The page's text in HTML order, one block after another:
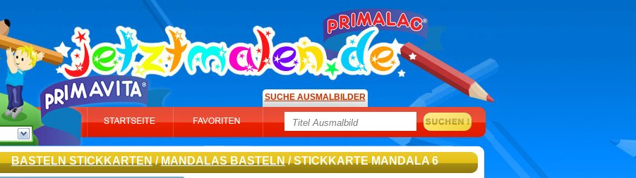
SUCHE AUSMALBILDER
BASTELN STICKKARTEN/MANDALAS BASTELN/ STICKKARTE MANDALA 6